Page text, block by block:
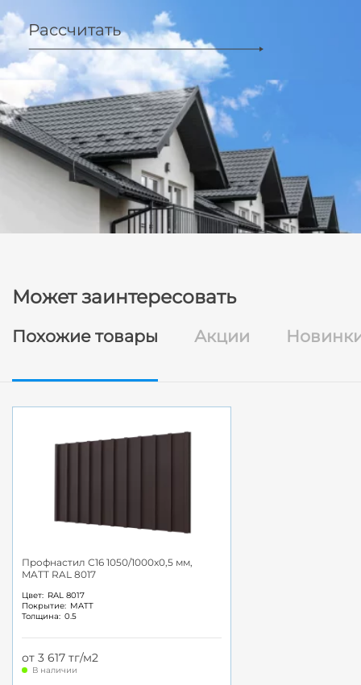
Рассчитать
Может заинтересовать
Похожие товары Акции
Профнастил С16 1050/1000x0,5 мм,
MATT RAL 8017
Цвет: RAL 8017
Покрытие: MATT
Толщина: 0.5
от 3 617 тг/м2
В наличии